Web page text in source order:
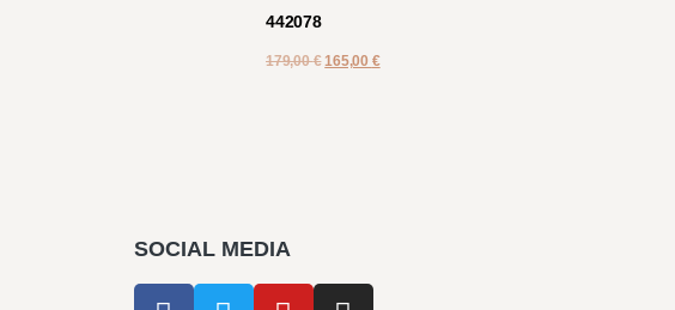
442078
179,00€ 165,00 €
SOCIAL MEDIA